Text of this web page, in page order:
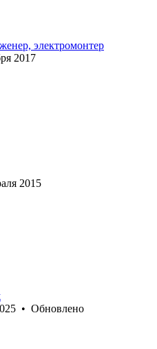
электромонтер
2017
2015
• Обновлено